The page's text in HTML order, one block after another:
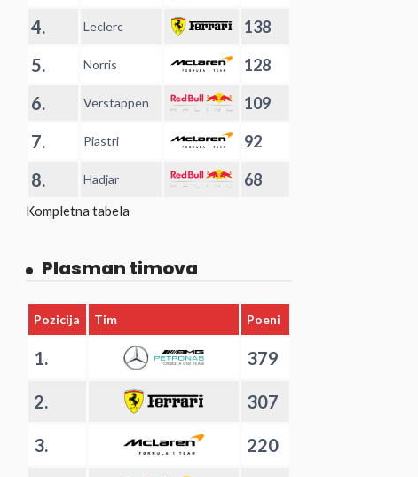
4. Leclerc 138
5. Norris 128
6. Verstappen 109
7. Piastri 92
8. Hadjar 68
Kompletna tabela
Plasman timova
Pozicija Tim Poeni
1. 379
2. 307
3. 220